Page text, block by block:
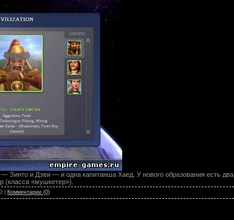
— Зинто и Дэви — и одна капитанша Хаед. У нового образования есть два
(класса «мушкетер»).
| Комментарии (0)